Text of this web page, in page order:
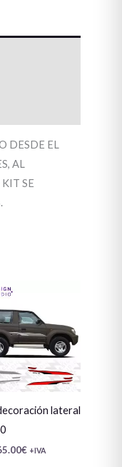
DESDE EL
AL
KIT SE
lateral
€ +IVA